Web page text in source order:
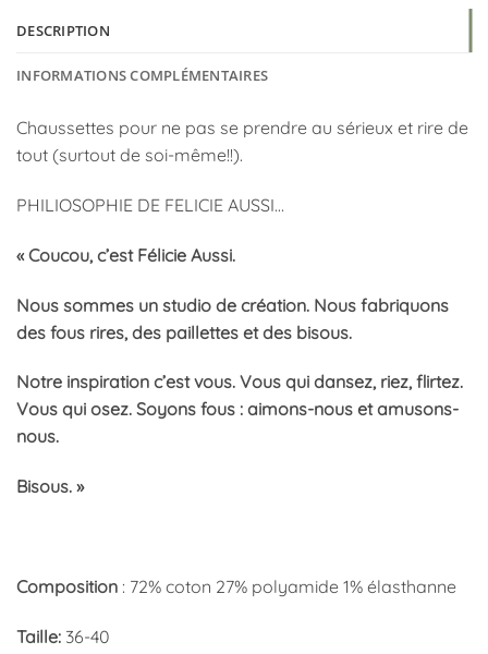
DESCRIPTION
INFORMATIONS COMPLÉMENTAIRES
Chaussettes pour ne pas se prendre au sérieux et rire de
tout (surtout de soi-même!!).
PHILIOSOPHIE DE FELICIE AUSSI…
« Coucou, c’est Félicie Aussi.
Nous sommes un studio de création. Nous fabriquons
des fous rires, des paillettes et des bisous.
Notre inspiration c’est vous. Vous qui dansez, riez, flirtez.
Vous qui osez. Soyons fous : aimons-nous et amusons-
nous.
Bisous. »
Composition : 72% coton 27% polyamide 1% élasthanne
Taille: 36-40